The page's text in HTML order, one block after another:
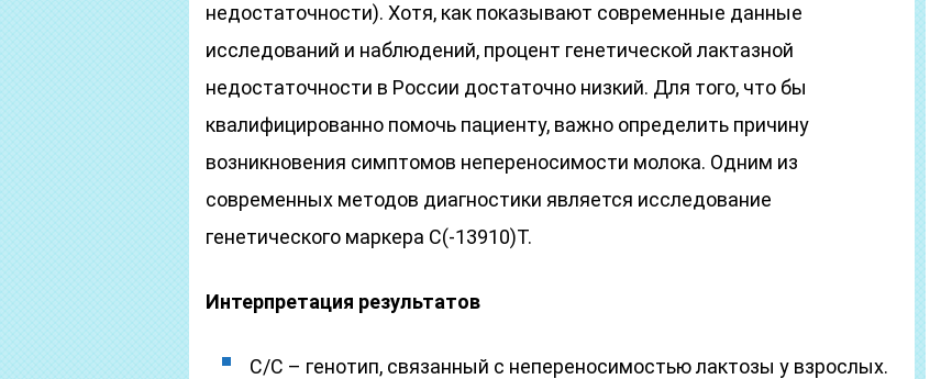
недостаточности). Хотя, как показывают современные данные
исследований и наблюдений, процент генетической лактазной
недостаточности в России достаточно низкий. Для того, что бы
квалифицированно помочь пациенту, важно определить причину
возникновения симптомов непереносимости молока. Одним из
современных методов диагностики является исследование
генетического маркера C(-13910)T.
Интерпретация результатов
С/С – генотип, связанный с непереносимостью лактозы у взрослых.